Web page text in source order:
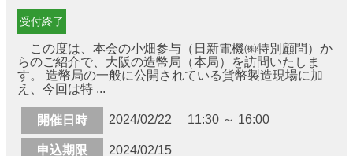
受付終了
この度は、本会の小畑参与（日新電機㈱特別顧問）か
らのご紹介で、大阪の造幣局（本局）を訪問いたしま
す。 造幣局の一般に公開されている貨幣製造現場に加
え、今回は特 ...
開催日時 2024/02/22 11:30 ～ 16:00
申込期限 2024/02/15